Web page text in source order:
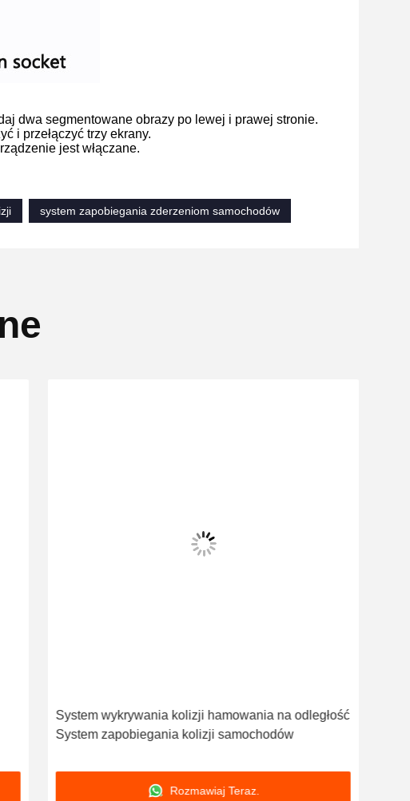
dwa segmentowane obrazy po lewej i prawej stronie.
i przełączyć trzy ekrany.
jest włączane.
system zapobiegania zderzeniom samochodów
System wykrywania kolizji hamowania na odległość
System zapobiegania kolizji samochodów
Rozmawiaj Teraz.